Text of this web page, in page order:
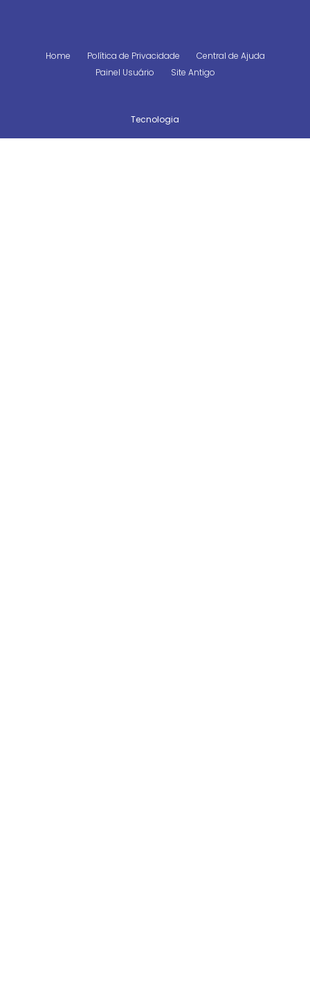
Home Política de Privacidade
Central de Ajuda
Painel Usuário
Site Antigo
Tecnologia